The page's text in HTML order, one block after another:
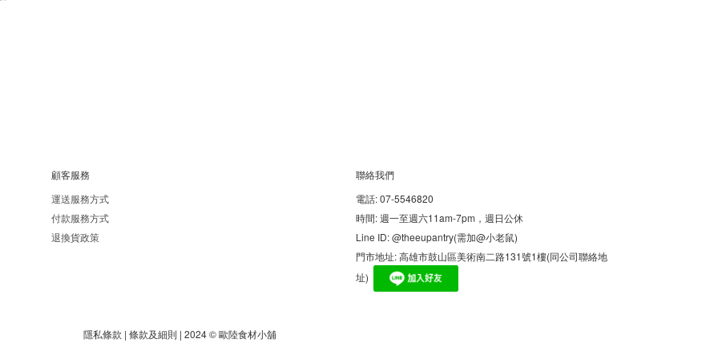
顧客服務
運送服務方式
付款服務方式
退換貨政策
聯絡我們
電話: 07-5546820
時間: 週一至週六11am-7pm，週日公休
Line ID: @theeupantry(需加@小老鼠)
門市地址: 高雄市鼓山區美術南二路131號1樓(同公司聯絡地
址)
隱私條款 | 條款及細則 | 2024 © 歐陸食材小舖